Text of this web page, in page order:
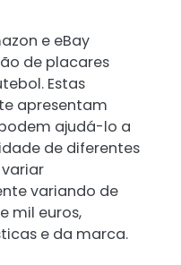
e eBay
de placares
Estas
apresentam
ajudá-lo a
de diferentes
variando de
mil euros,
e da marca.